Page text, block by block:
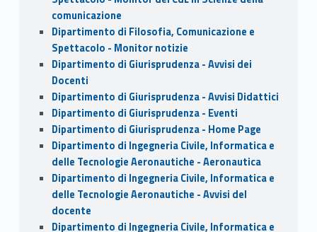
comunicazione
Dipartimento di Filosofia, Comunicazione e
Spettacolo - Monitor notizie
Dipartimento di Giurisprudenza - Avvisi dei
Docenti
Dipartimento di Giurisprudenza - Avvisi Didattici
Dipartimento di Giurisprudenza - Eventi
Dipartimento di Giurisprudenza - Home Page
Dipartimento di Ingegneria Civile, Informatica e
delle Tecnologie Aeronautiche - Aeronautica
Dipartimento di Ingegneria Civile, Informatica e
delle Tecnologie Aeronautiche - Avvisi del
docente
Dipartimento di Ingegneria Civile, Informatica e